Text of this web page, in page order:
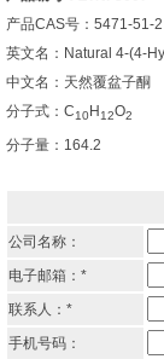
产品CAS号：5471-51-2
英文名：Natural 4-(4-
中文名：天然覆盆子酮
分子式：C10H12O2
分子量：164.2
公司名称：
电子邮箱：*
联系人：*
手机号码：